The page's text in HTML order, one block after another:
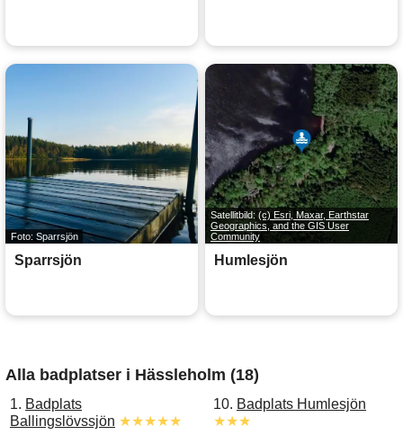
Foto: Sparrsjön
Sparrsjön
Satellitbild: (c) Esri, Maxar, Earthstar
Geographics, and the GIS User
Community
Humlesjön
Alla badplatser i Hässleholm (18)
1. Badplats
Ballingslövssjön ★★★★★
10. Badplats Humlesjön
★★★